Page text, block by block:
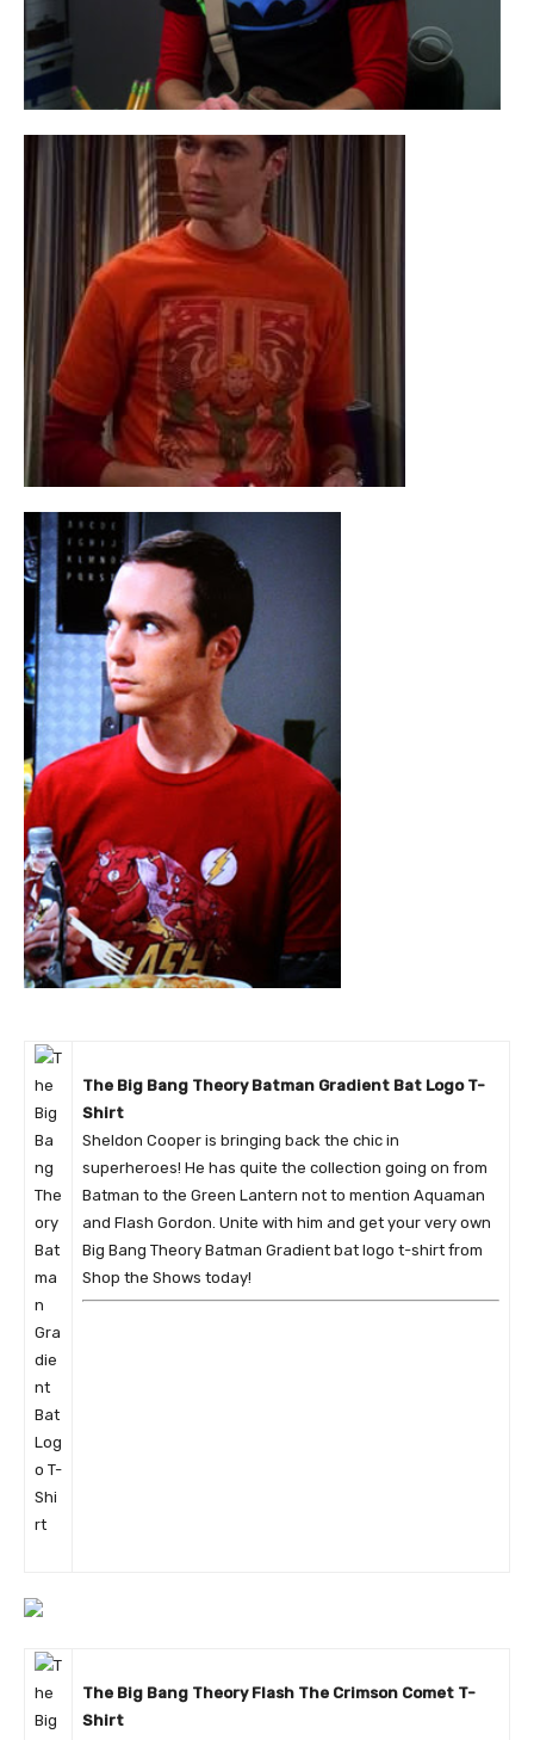
The Big Bang Theory Batman Gradient Bat Logo T-
Shirt
Sheldon Cooper is bringing back the chic in
superheroes! He has quite the collection going on from
Batman to the Green Lantern not to mention Aquaman
and Flash Gordon. Unite with him and get your very own
Big Bang Theory Batman Gradient bat logo t-shirt from
Shop the Shows today!
The Big Bang Theory Flash The Crimson Comet T-
Shirt